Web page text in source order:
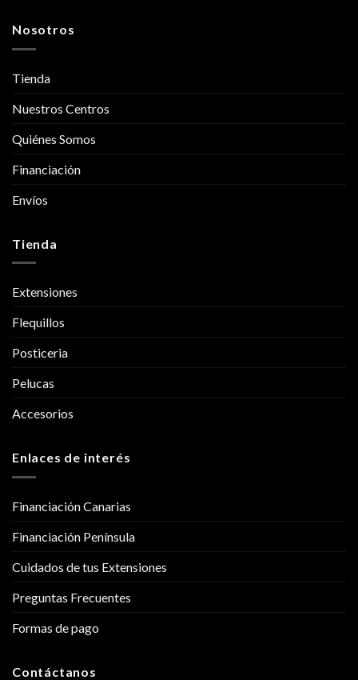
Nosotros
Tienda
Nuestros Centros
Quiénes Somos
Financiación
Envíos
Tienda
Extensiones
Flequillos
Posticeria
Pelucas
Accesorios
Enlaces de interés
Financiación Canarias
Financiación Península
Cuidados de tus Extensiones
Preguntas Frecuentes
Formas de pago
Contáctanos